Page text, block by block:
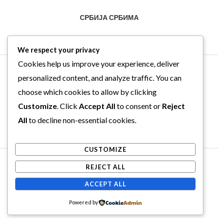
СРБИЈА СРБИМА
Copyright © 2026 . Powered by .
Web Hosting Srbija
We respect your privacy
Cookies help us improve your experience, deliver
personalized content, and analyze traffic. You can
choose which cookies to allow by clicking
Customize. Click Accept All to consent or Reject
All to decline non-essential cookies.
CUSTOMIZE
REJECT ALL
ACCEPT ALL
Powered by